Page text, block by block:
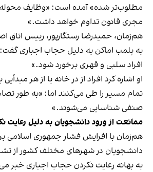
مطلوب‌تر شده» آمده است: «وظایف
مجری قانون تداوم خواهد داشت.»
هم‌زمان، حمیدرضا رستگارپور، رییس اتاق
به پلمب اماکن به دلیل حجاب اجباری گفت:
افراد سلبی و قهری برخورد شود.»
او اشاره کرد افراد از در خانه یا از هر
تمام مسیر را طی می‌کنند اما: «به طور
صنفی شناسایی می‌شوند.»
ممانعت از ورود دانشجویان به دلیل رعایت
هم‌زمان با افرایش فشار جمهوری اسلامی بر
دانشجویان در شهرهای مختلف کشور از
به بهانه رعایت نکردن حجاب اجباری خبر